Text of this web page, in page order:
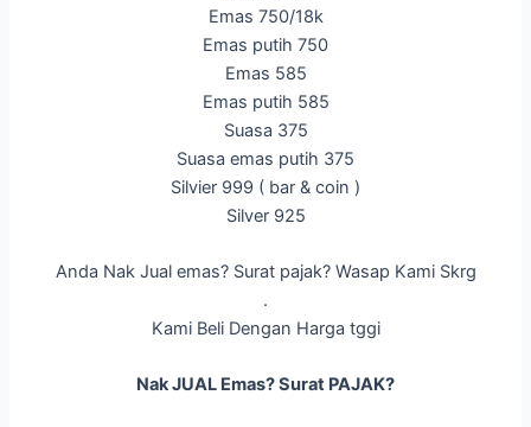
Emas 750/18k
Emas putih 750
Emas 585
Emas putih 585
Suasa 375
Suasa emas putih 375
Silvier 999 ( bar & coin )
Silver 925
Anda Nak Jual emas? Surat pajak? Wasap Kami Skrg
.
Kami Beli Dengan Harga tggi
Nak JUAL Emas? Surat PAJAK?